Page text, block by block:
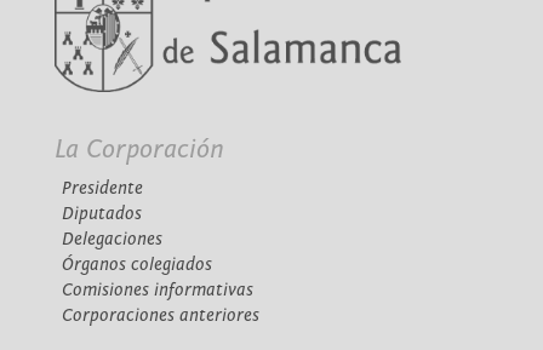
La Corporación
Presidente
Diputados
Delegaciones
Órganos colegiados
Comisiones informativas
Corporaciones anteriores